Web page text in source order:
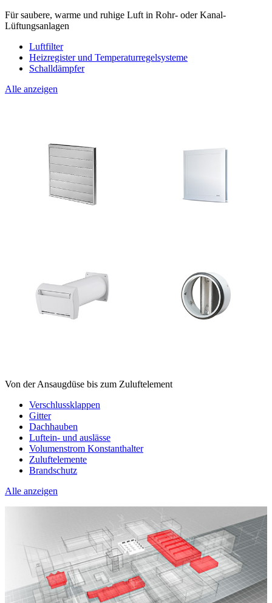
Für saubere, warme und ruhige Luft in Rohr- oder Kanal-
Lüftungsanlagen
Luftfilter
Heizregister und Temperaturregelsysteme
Schalldämpfer
Alle anzeigen
Von der Ansaugdüse bis zum Zuluftelement
Verschlussklappen
Gitter
Dachhauben
Luftein- und auslässe
Volumenstrom Konstanthalter
Zuluftelemente
Brandschutz
Alle anzeigen